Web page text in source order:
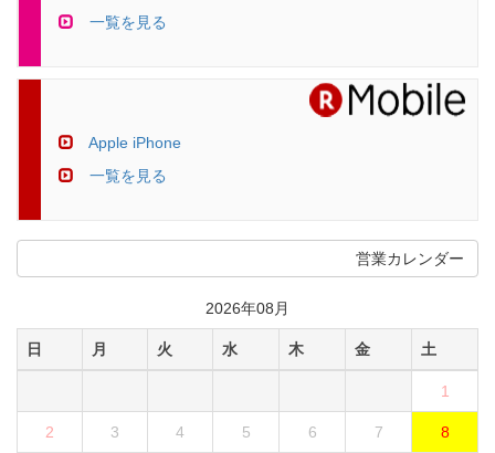
一覧を見る
Apple iPhone
一覧を見る
営業カレンダー
2026年08月
日 月 火 水 木 金 土
1
2 3 4 5 6 7 8